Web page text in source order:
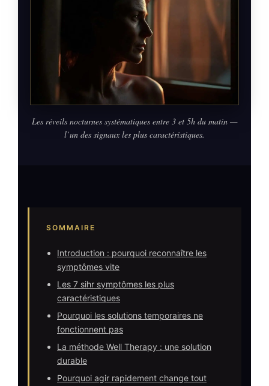
Les réveils nocturnes systématiques entre 3 et 5h du matin —
l’un des signaux les plus caractéristiques.
SOMMAIRE
Introduction : pourquoi reconnaître les
symptômes vite
Les 7 sihr symptômes les plus
caractéristiques
Pourquoi les solutions temporaires ne
fonctionnent pas
La méthode Well Therapy : une solution
durable
Pourquoi agir rapidement change tout